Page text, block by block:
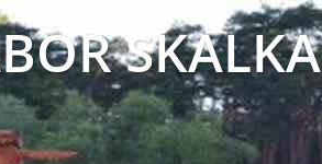
SKALKA